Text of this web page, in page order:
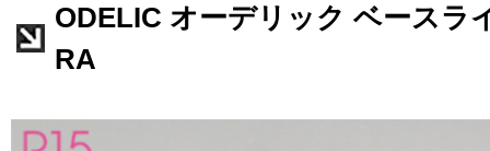
ODELIC オーデリック ベースラ
RA